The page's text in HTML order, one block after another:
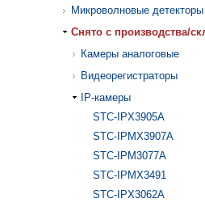
Микроволновые детекторы
Cнято с производства/
Камеры аналоговые
Видеорегистраторы
IP-камеры
STC-IPX3905A
STC-IPMX3907A
STC-IPM3077A
STC-IPMX3491
STC-IPX3062A